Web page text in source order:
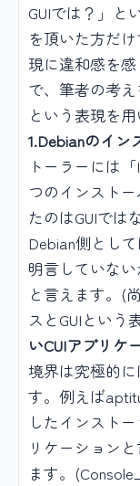
GUIでは？」と
を頂いた方だ
現に違和感を
で、筆者の考え
という表現を
1.Debianのイ
トーラーには
つのインスト
たのはGUIでは
Debian側とし
明言していな
と言えます。(
スとGUIという
いCUIアプリケ
境界は究極的
す。例えば
したインスト
リケーション
ます。